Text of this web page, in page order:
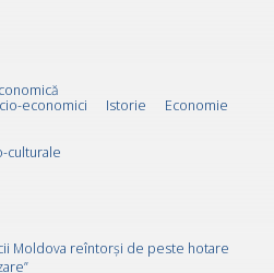
economici Istorie
Economie
culturale
Moldova reîntorși de peste hotare